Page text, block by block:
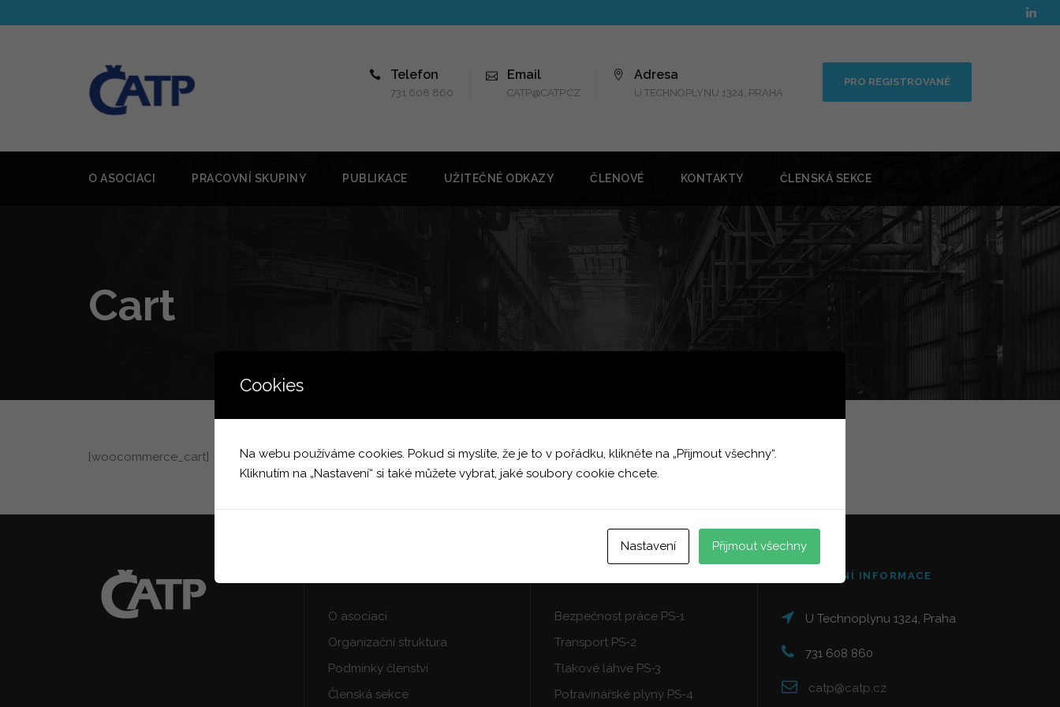
Telefon
731 608 860
Email
CATP@CATP.CZ
Adresa
U TECHNOPLYNU 1324, PRAHA
PRO REGISTROVANÉ
O ASOCIACI PRACOVNÍ SKUPINY PUBLIKACE UŽITEČNÉ ODKAZY ČLENOVÉ KONTAKTY ČLENSKÁ SEKCE
Cart
[woocommerce_cart]
O asociaci
Organizační struktura
Podmínky členství
Členská sekce
Bezpečnost práce PS-1
Transport PS-2
Tlakové láhve PS-3
Potravinářské plyny PS-4
KONTAKTNÍ INFORMACE
U Technoplynu 1324, Praha
731 608 860
catp@catp.cz
Cookies
Na webu používáme cookies. Pokud si myslíte, že je to v pořádku, klikněte na „Přijmout všechny“.
Kliknutím na „Nastavení“ si také můžete vybrat, jaké soubory cookie chcete.
Nastavení Přijmout všechny